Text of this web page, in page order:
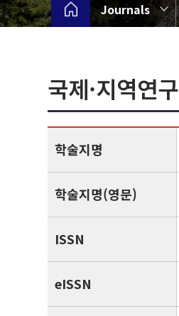
Journals
국제·지역연구
학술지명
학술지명(영문)
ISSN
eISSN